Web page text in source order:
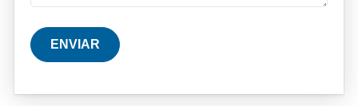
ENVIAR